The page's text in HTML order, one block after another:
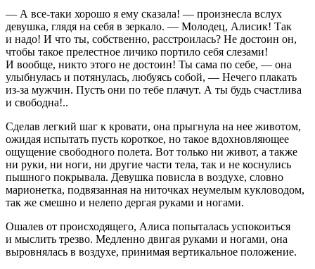
— А все-таки хорошо я ему сказала! — произнесла вслух
девушка, глядя на себя в зеркало. — Молодец, Алисик! Так
и надо! И что ты, собственно, расстроилась? Не достоин он,
чтобы такое прелестное личико портило себя слезами!
И вообще, никто этого не достоин! Ты сама по себе, — она
улыбнулась и потянулась, любуясь собой, — Нечего плакать
из-за мужчин. Пусть они по тебе плачут. А ты будь счастлива
и свободна!..
Сделав легкий шаг к кровати, она прыгнула на нее животом,
ожидая испытать пусть короткое, но такое вдохновляющее
ощущение свободного полета. Вот только ни живот, а также
ни руки, ни ноги, ни другие части тела, так и не коснулись
пышного покрывала. Девушка повисла в воздухе, словно
марионетка, подвязанная на ниточках неумелым кукловодом,
так же смешно и нелепо дергая руками и ногами.
Ошалев от происходящего, Алиса попыталась успокоиться
и мыслить трезво. Медленно двигая руками и ногами, она
выровнялась в воздухе, принимая вертикальное положение.